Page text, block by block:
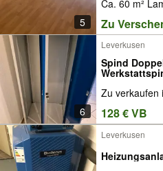
5
Ca. 60 m²
Zu
6
Leverkusen
Spind
Zu verkaufen
128 € VB
Leverkusen